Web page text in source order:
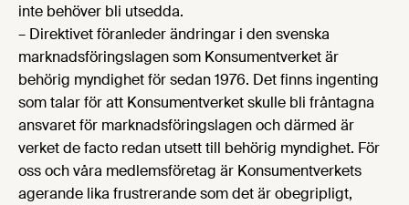
inte behöver bli utsedda.
– Direktivet föranleder ändringar i den svenska
marknadsföringslagen som Konsumentverket är
behörig myndighet för sedan 1976. Det finns ingenting
som talar för att Konsumentverket skulle bli fråntagna
ansvaret för marknadsföringslagen och därmed är
verket de facto redan utsett till behörig myndighet. För
oss och våra medlemsföretag är Konsumentverkets
agerande lika frustrerande som det är obegripligt,